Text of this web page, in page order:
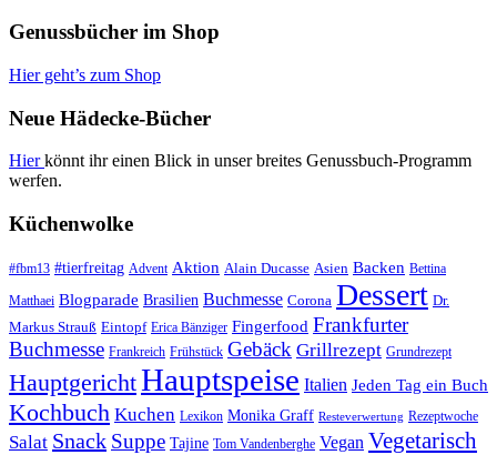
Genussbücher im Shop
Hier geht’s zum Shop
Neue Hädecke-Bücher
Hierkönnt ihr einen Blick in unser breites Genussbuch-Programm
werfen.
Küchenwolke
#fbm13 #tierfreitag Advent Aktion Alain Ducasse Asien Backen Bettina
Matthaei Blogparade Brasilien Buchmesse Corona Dessert Dr.
Markus Strauß Eintopf Erica Bänziger Fingerfood Frankfurter
Buchmesse Frankreich Frühstück Gebäck Grillrezept Grundrezept
HauptgerichtHauptspeise Italien Jeden Tag ein Buch
Kochbuch Kuchen Lexikon Monika Graff Resteverwertung Rezeptwoche
Salat Snack Suppe Tajine Tom Vandenberghe Vegan Vegetarisch